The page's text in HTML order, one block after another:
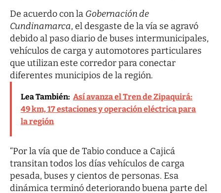
De acuerdo con la Gobernación de
Cundinamarca, el desgaste de la vía se agravó
debido al paso diario de buses intermunicipales,
vehículos de carga y automotores particulares
que utilizan este corredor para conectar
diferentes municipios de la región.
Lea También: Así avanza el Tren de Zipaquirá:
49 km, 17 estaciones y operación eléctrica para
la región
“Por la vía que de Tabio conduce a Cajicá
transitan todos los días vehículos de carga
pesada, buses y cientos de personas. Esa
dinámica terminó deteriorando buena parte del